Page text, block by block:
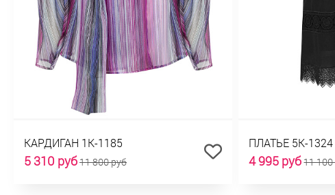
КАРДИГАН 1К-1185
5 310 руб11 800 руб
ПЛАТЬЕ 5К-1324
4 995 руб11